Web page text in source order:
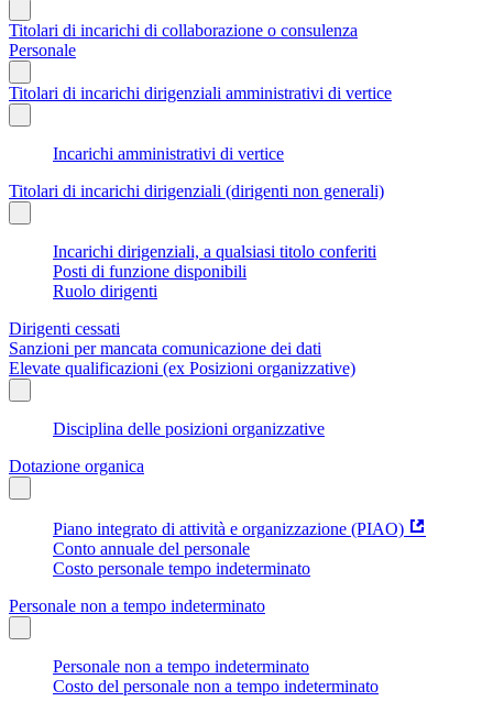
Titolari di incarichi di collaborazione o consulenza
Personale
Titolari di incarichi dirigenziali amministrativi di vertice
Incarichi amministrativi di vertice
Titolari di incarichi dirigenziali (dirigenti non generali)
Incarichi dirigenziali, a qualsiasi titolo conferiti
Posti di funzione disponibili
Ruolo dirigenti
Dirigenti cessati
Sanzioni per mancata comunicazione dei dati
Elevate qualificazioni (ex Posizioni organizzative)
Disciplina delle posizioni organizzative
Dotazione organica
Piano integrato di attività e organizzazione (PIAO)
Conto annuale del personale
Costo personale tempo indeterminato
Personale non a tempo indeterminato
Personale non a tempo indeterminato
Costo del personale non a tempo indeterminato